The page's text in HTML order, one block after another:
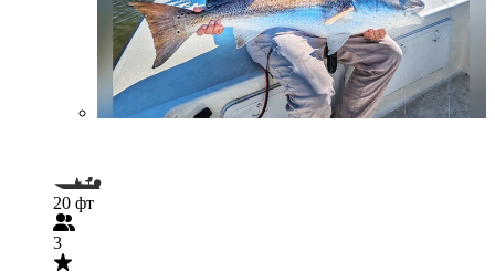
20 фт
3